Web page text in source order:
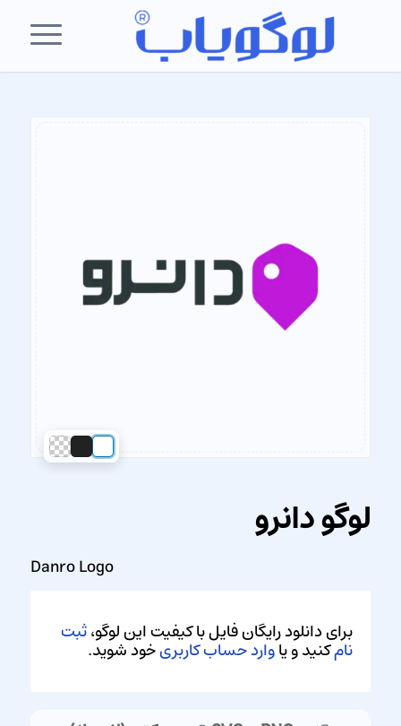
لوگو دانرو
Danro Logo
برای دانلود رایگان فایل با کیفیت این لوگو،ثبت
نامکنید و یاوارد حساب کاربریخود شوید.